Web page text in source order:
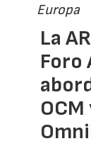
Europa
La
Foro